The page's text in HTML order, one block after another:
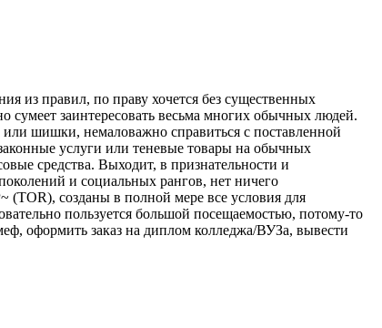
из правил, по праву хочется без существенных
сумеет заинтересовать весьма многих обычных людей.
шишки, немаловажно справиться с поставленной
услуги или теневые товары на обычных
средства. Выходит, в признательности и
и социальных рангов, нет ничего
(TOR), созданы в полной мере все условия для
пользуется большой посещаемостью, потому-то
оформить заказ на диплом колледжа/ВУЗа, вывести